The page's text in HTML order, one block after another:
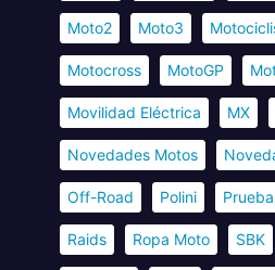
Moto2 Moto3
Motocross MotoGP
Movilidad Eléctrica MX
Novedades Motos
Off-Road Polini
Raids Ropa Moto SBK